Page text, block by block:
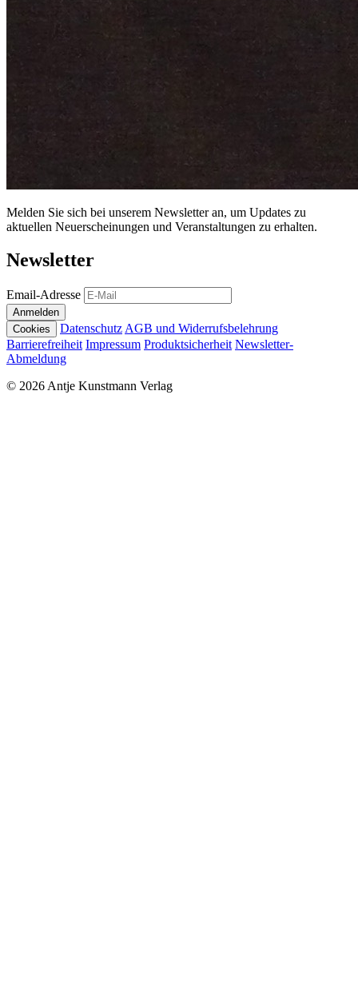
Melden Sie sich bei unserem Newsletter an, um Updates zu
aktuellen Neuerscheinungen und Veranstaltungen zu erhalten.
Newsletter
Email-Adresse
Anmelden
Cookies
Datenschutz AGB und Widerrufsbelehrung
Barrierefreiheit Impressum Produktsicherheit Newsletter-
Abmeldung
© 2026 Antje Kunstmann Verlag